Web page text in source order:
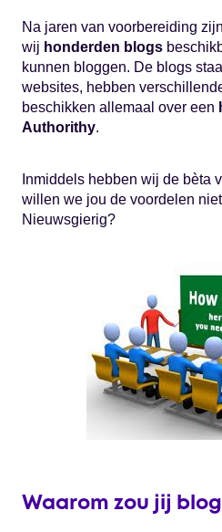
Na jaren van voorbereiding
wij honderden blogs
kunnen bloggen. De blogs
websites, hebben
beschikken allemaal over een
Authorithy.
Inmiddels hebben wij de bèta
willen we jou de voordelen
Nieuwsgierig?
Waarom zou jij